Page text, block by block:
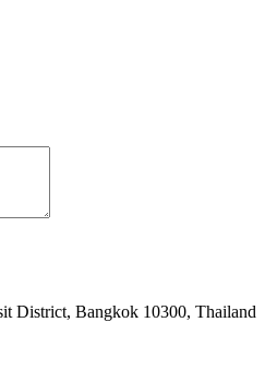
District, Bangkok 10300, Thailand